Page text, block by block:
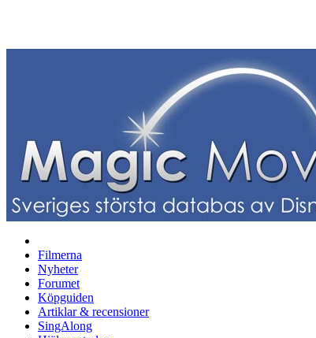
Filmerna
Nyheter
Forumet
Köpguiden
Artiklar & recensioner
SingAlong